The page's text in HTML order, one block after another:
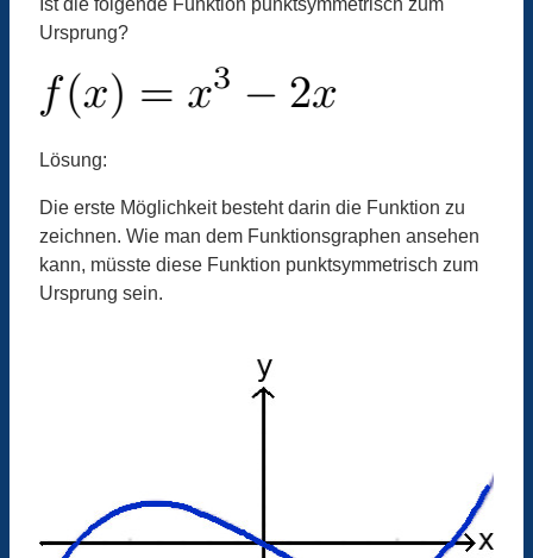
Ist die folgende Funktion punktsymmetrisch zum
Ursprung?
Lösung:
Die erste Möglichkeit besteht darin die Funktion zu
zeichnen. Wie man dem Funktionsgraphen ansehen
kann, müsste diese Funktion punktsymmetrisch zum
Ursprung sein.